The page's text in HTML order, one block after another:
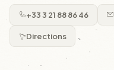
+33 3 21 88 86 46
Directions